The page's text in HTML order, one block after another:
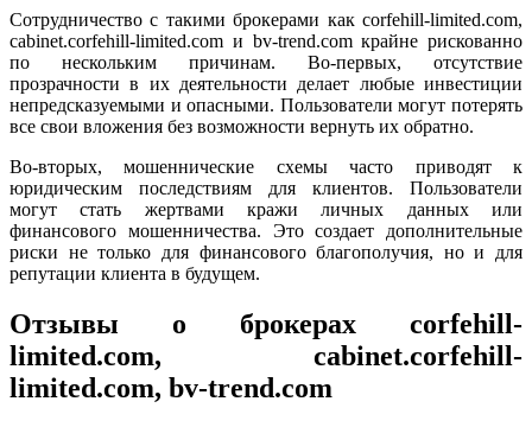
Сотрудничество с такими брокерами как corfehill-limited.com,
cabinet.corfehill-limited.com и bv-trend.com крайне рискованно
по нескольким причинам. Во-первых, отсутствие
прозрачности в их деятельности делает любые инвестиции
непредсказуемыми и опасными. Пользователи могут потерять
все свои вложения без возможности вернуть их обратно.
Во-вторых, мошеннические схемы часто приводят к
юридическим последствиям для клиентов. Пользователи
могут стать жертвами кражи личных данных или
финансового мошенничества. Это создает дополнительные
риски не только для финансового благополучия, но и для
репутации клиента в будущем.
Отзывы о брокерах corfehill-
limited.com, cabinet.corfehill-
limited.com, bv-trend.com